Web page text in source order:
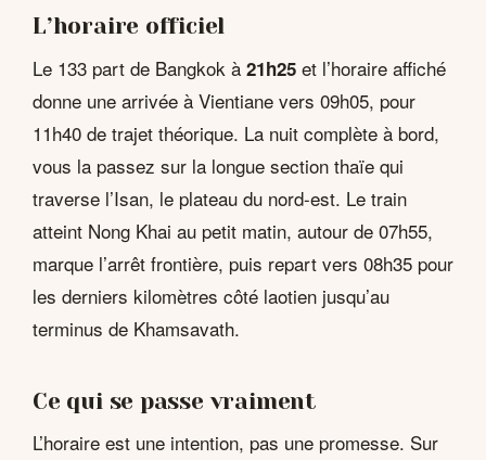
L’horaire officiel
Le 133 part de Bangkok à 21h25 et l’horaire affiché
donne une arrivée à Vientiane vers 09h05, pour
11h40 de trajet théorique. La nuit complète à bord,
vous la passez sur la longue section thaïe qui
traverse l’Isan, le plateau du nord-est. Le train
atteint Nong Khai au petit matin, autour de 07h55,
marque l’arrêt frontière, puis repart vers 08h35 pour
les derniers kilomètres côté laotien jusqu’au
terminus de Khamsavath.
Ce qui se passe vraiment
L’horaire est une intention, pas une promesse. Sur